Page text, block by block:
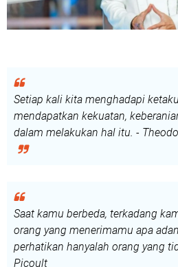
Setiap kali kita menghadapi
mendapatkan kekuatan,
dalam melakukan hal itu. -
Saat kamu berbeda, terkadang
orang yang menerimamu apa
perhatikan hanyalah orang yang
Picoult